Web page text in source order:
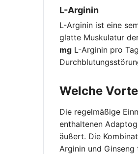
L-Arginin
L-Arginin ist eine
glatte Muskulatur
mg L-Arginin pro
Welche
Die regelmäßige
enthaltenen
äußert. Die
Arginin und